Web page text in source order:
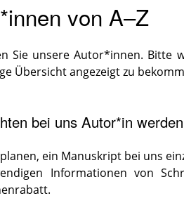
von A–Z
Sie unsere Autor*innen. Bitte
Übersicht angezeigt zu
bei uns Autor*in
ein Manuskript bei uns
Informationen von